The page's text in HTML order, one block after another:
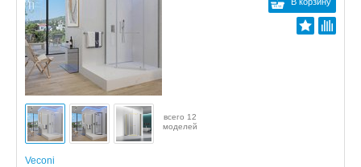
всего 12
моделей
Veconi